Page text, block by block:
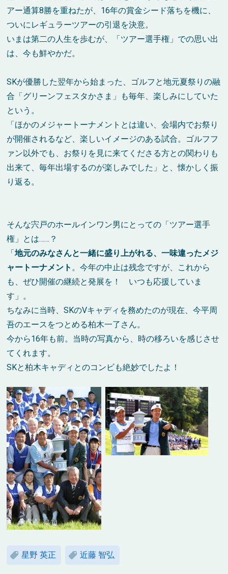
アー通算8勝を重ねたが、16年の賞金シード落ちを機に、
ついにレギュラーツアーの引退を決意。
いまは第二の人生を歩むが、「ツアー選手権」での思い出
は、今も鮮やかだ。
SKが優勝した翌年から始まった、ゴルフと地元夏祭りの融
合「グリーンフェスタかさま」も毎年、楽しみにしていた
という。
「ほかのメジャートーナメントとは違い、会場内でお祭り
が開催されるなど、楽しいイメージのある試合。ゴルフフ
ァン以外でも、お祭りを見に来てくださる方との関わりも
出来て、毎年出場するのが楽しみでした」と、懐かしく振
り返る。
そんな宍戸のホールインワン男にとっての「ツアー選手
権」とは……？
「地元のみなさんと一緒に盛り上がれる、一味違ったメジ
ャートーナメント 。今年の中止は残念ですが、これから
も、ぜひ開催の継続と発展を！ いつも応援していま
す」。
ちなみに当時、SKのVキャディを務めたのが現在、今平周
吾のエースをつとめる柏木一了さん。
今から16年も前。当時の写真から、時の移ろいを感じさせ
てくれます。
SKと柏木キャディとのコンビも絶妙でしたよ！
星野 英正 近藤 智弘